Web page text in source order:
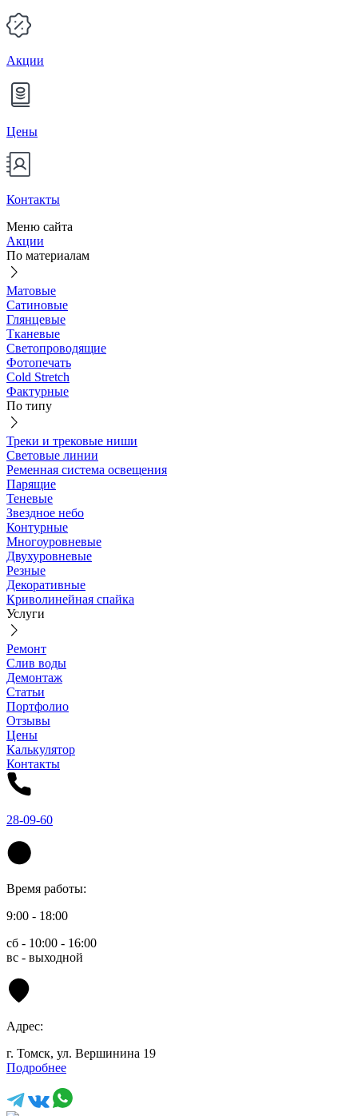
Акции
Цены
Контакты
Меню сайта
Акции
По материалам
Матовые
Сатиновые
Глянцевые
Тканевые
Светопроводящие
Фотопечать
Cold Stretch
Фактурные
По типу
Треки и трековые ниши
Световые линии
Ременная система освещения
Парящие
Теневые
Звездное небо
Контурные
Многоуровневые
Двухуровневые
Резные
Декоративные
Криволинейная спайка
Услуги
Ремонт
Слив воды
Демонтаж
Статьи
Портфолио
Отзывы
Цены
Калькулятор
Контакты
28-09-60
Время работы:
9:00 - 18:00
сб - 10:00 - 16:00
вс - выходной
Адрес:
г. Томск, ул. Вершинина 19
Подробнее